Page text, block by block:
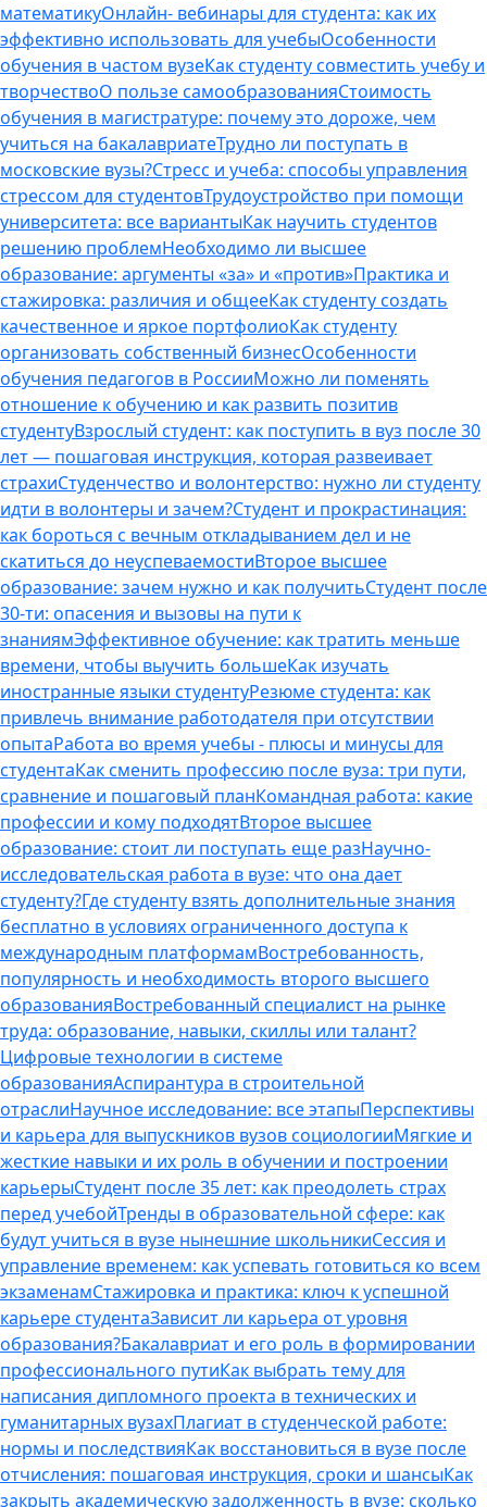
математикуОнлайн- вебинары для студента: как их
эффективно использовать для учебыОсобенности
обучения в частом вузеКак студенту совместить учебу и
творчествоО пользе самообразованияСтоимость
обучения в магистратуре: почему это дороже, чем
учиться на бакалавриатеТрудно ли поступать в
московские вузы?Стресс и учеба: способы управления
стрессом для студентовТрудоустройство при помощи
университета: все вариантыКак научить студентов
решению проблемНеобходимо ли высшее
образование: аргументы «за» и «против»Практика и
стажировка: различия и общееКак студенту создать
качественное и яркое портфолиоКак студенту
организовать собственный бизнесОсобенности
обучения педагогов в РоссииМожно ли поменять
отношение к обучению и как развить позитив
студентуВзрослый студент: как поступить в вуз после 30
лет — пошаговая инструкция, которая развеивает
страхиСтуденчество и волонтерство: нужно ли cтуденту
идти в волонтеры и зачем?Студент и прокрастинация:
как бороться с вечным откладыванием дел и не
скатиться до неуспеваемостиВторое высшее
образование: зачем нужно и как получитьСтудент после
30-ти: опасения и вызовы на пути к
знаниямЭффективное обучение: как тратить меньше
времени, чтобы выучить большеКак изучать
иностранные языки студентуРезюме студента: как
привлечь внимание работодателя при отсутствии
опытаРабота во время учебы - плюсы и минусы для
студентаКак сменить профессию после вуза: три пути,
сравнение и пошаговый планКомандная работа: какие
профессии и кому подходятВторое высшее
образование: стоит ли поступать еще разНаучно-
исследовательская работа в вузе: что она дает
студенту?Где студенту взять дополнительные знания
бесплатно в условиях ограниченного доступа к
международным платформамВостребованность,
популярность и необходимость второго высшего
образованияВостребованный специалист на рынке
труда: образование, навыки, скиллы или талант?
Цифровые технологии в системе
образованияАспирантура в строительной
отраслиНаучное исследование: все этапыПерспективы
и карьера для выпускников вузов социологииМягкие и
жесткие навыки и их роль в обучении и построении
карьерыСтудент после 35 лет: как преодолеть страх
перед учебойТренды в образовательной сфере: как
будут учиться в вузе нынешние школьникиСессия и
управление временем: как успевать готовиться ко всем
экзаменамСтажировка и практика: ключ к успешной
карьере студентаЗависит ли карьера от уровня
образования?Бакалавриат и его роль в формировании
профессионального путиКак выбрать тему для
написания дипломного проекта в технических и
гуманитарных вузахПлагиат в студенческой работе:
нормы и последствияКак восстановиться в вузе после
отчисления: пошаговая инструкция, сроки и шансыКак
закрыть академическую задолженность в вузе: сколько